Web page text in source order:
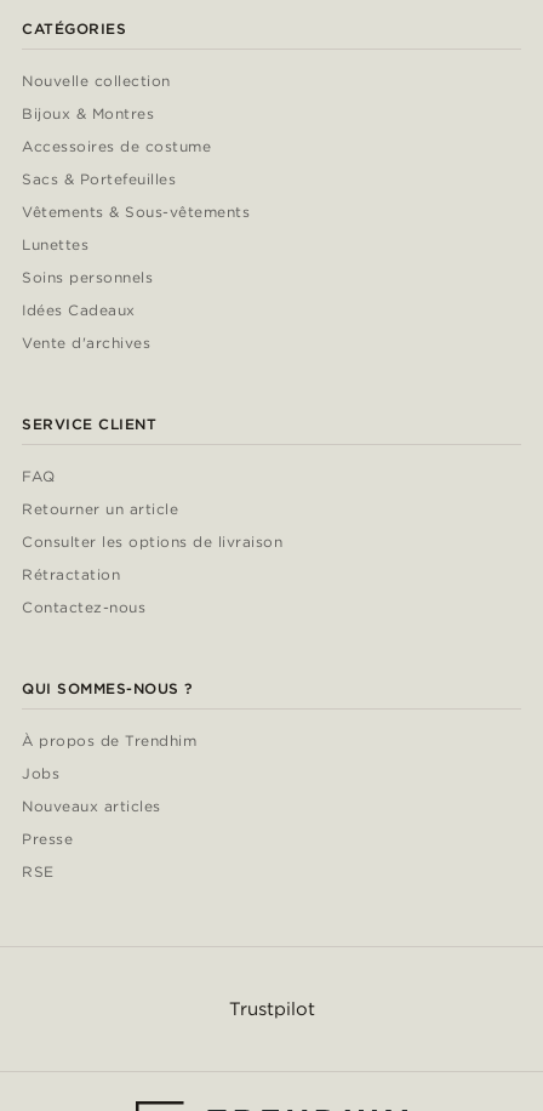
CATÉGORIES
Nouvelle collection
Bijoux & Montres
Accessoires de costume
Sacs & Portefeuilles
Vêtements & Sous-vêtements
Lunettes
Soins personnels
Idées Cadeaux
Vente d'archives
SERVICE CLIENT
FAQ
Retourner un article
Consulter les options de livraison
Rétractation
Contactez-nous
QUI SOMMES-NOUS ?
À propos de Trendhim
Jobs
Nouveaux articles
Presse
RSE
Trustpilot